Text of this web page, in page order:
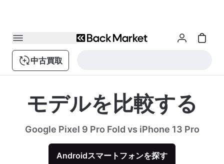
中古買取
モデルを比較する
Google Pixel 9 Pro Fold vs iPhone 13 Pro
Androidスマートフォンを探す